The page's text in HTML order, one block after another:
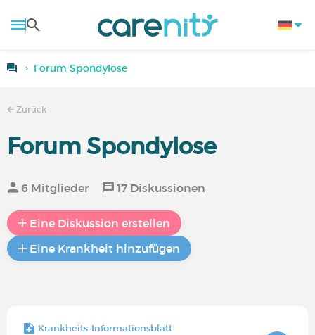
Forum Spondylose
Zurück
Forum Spondylose
6 Mitglieder 17 Diskussionen
Eine Diskussion erstellen
Eine Krankheit hinzufügen
Krankheits-Informationsblatt